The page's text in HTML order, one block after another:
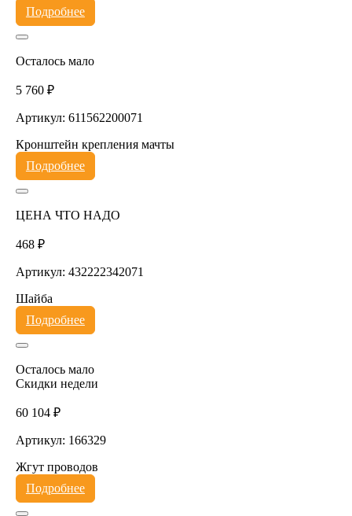
Подробнее
Осталось мало
5 760 ₽
Артикул: 611562200071
Кронштейн крепления мачты
Подробнее
ЦЕНА ЧТО НАДО
468 ₽
Артикул: 432222342071
Шайба
Подробнее
Осталось мало
Скидки недели
60 104 ₽
Артикул: 166329
Жгут проводов
Подробнее